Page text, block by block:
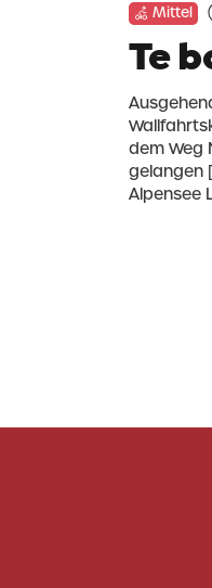
Mittel
Te
dem Weg
gelangen
Alpensee